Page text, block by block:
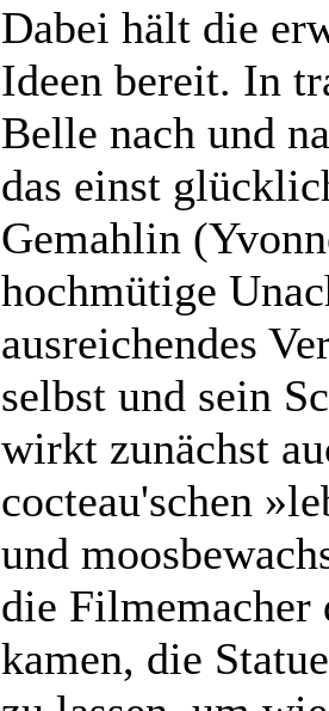
Dabei hält die
Ideen bereit. In
Belle nach und
das einst
Gemahlin
hochmütige
ausreichendes
selbst und sein
wirkt zunächst
cocteau'schen
und
die Filmemacher
kamen, die